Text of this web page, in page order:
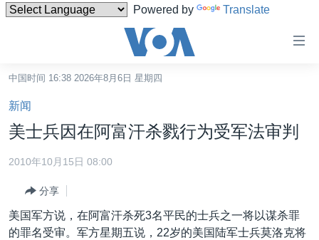
Powered by Translate
碍
链
接
跳
转
容
港澳
国际
中国时间 16:38 2026年8月6日 星期四
新闻
美士兵因在阿富汗杀戮行为受军法审判
2010年10月15日 08:00
分享
美国军方说，在阿富汗杀死3名平民的士兵之一将以谋杀罪
的罪名受审。军方星期五说，22岁的美国陆军士兵莫洛克将